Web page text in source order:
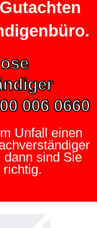
006 0660
Unfall einen
sind Sie